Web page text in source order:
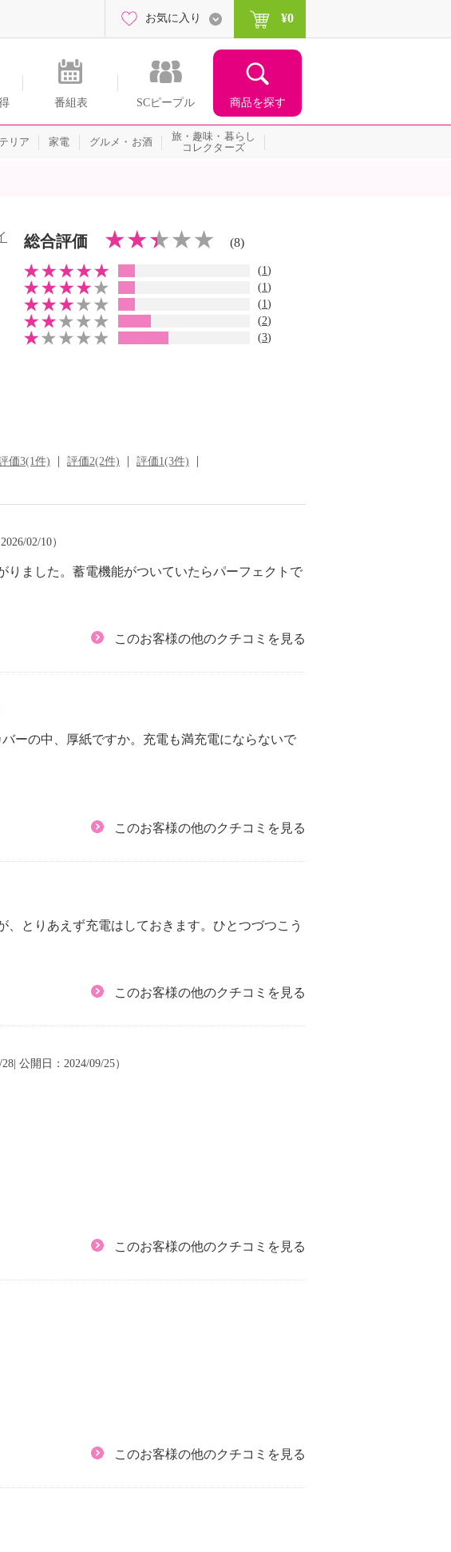
番組表 SCピープル 商品を探す
お気に入り ¥0
リア 家電 グルメ・お酒
旅・趣味・暮らし
コレクターズ
総合評価 (8)
(1 )
(1 )
(1 )
(2)
(3)
価3(1件) 評価2(2件) 評価1(3件)
02/10）
りました。蓄電機能がついていたらパーフェクトで
このお客様の他のクチコミを見る
ーの中、厚紙ですか。充電も満充電にならないで
このお客様の他のクチコミを見る
とりあえず充電はしておきます。ひとつづつこう
このお客様の他のクチコミを見る
公開日：2024/09/25）
このお客様の他のクチコミを見る
このお客様の他のクチコミを見る